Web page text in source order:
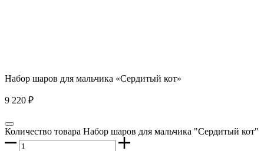
Набор шаров для мальчика «Сердитый кот»
9 220 ₽
Количество товара Набор шаров для мальчика "Сердитый кот"